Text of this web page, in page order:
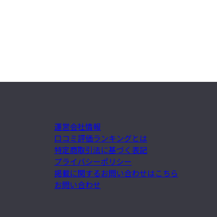
運営会社情報
口コミ評価ランキングとは
特定商取引法に基づく表記
プライバシーポリシー
掲載に関するお問い合わせはこちら
お問い合わせ